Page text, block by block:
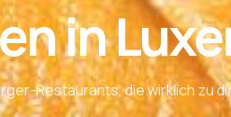
in
Restaurants, die wirklich zu